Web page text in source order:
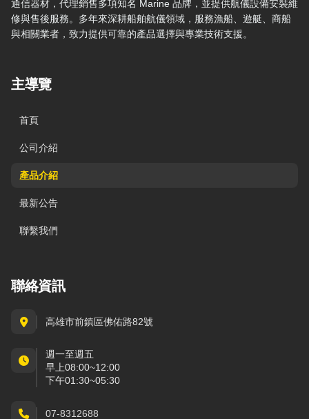
通信器材，代理銷售多項知名 Marine 品牌，並提供航儀設備安裝維
修與售後服務。多年來深耕船舶航儀領域，服務漁船、遊艇、商船
與相關業者，致力提供可靠的產品選擇與專業技術支援。
主導覽
首頁
公司介紹
產品介紹
最新公告
聯繫我們
聯絡資訊
高雄市前鎮區佛佑路82號
週一至週五
早上08:00~12:00
下午01:30~05:30
07-8312688